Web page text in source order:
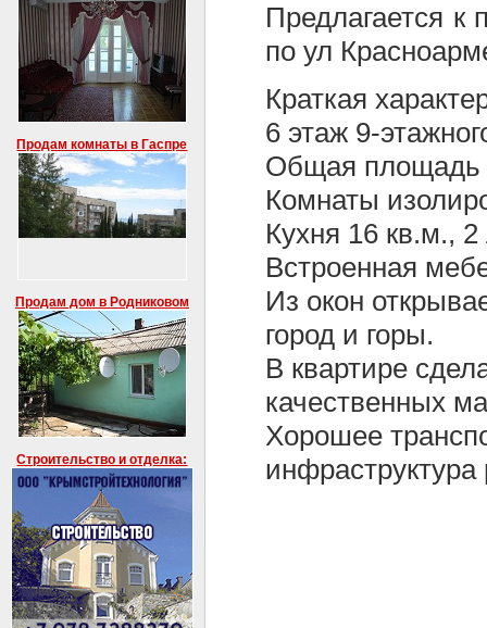
Продам комнаты в Гаспре
Продам дом в Родниковом
Строительство и отделка:
Предлагается к
по ул
Краткая
6 этаж 9-
Общая площадь
Комнаты
Кухня 16 кв.м.,
Встроенная
Из окон
город и горы.
В квартире
качественных
Хорошее
инфраструктура